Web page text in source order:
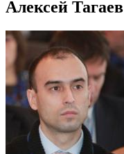
Алексей Тагаев